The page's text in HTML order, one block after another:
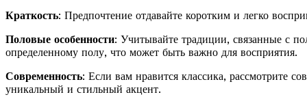
Краткость: Предпочтение отдавайте коротким и легко
Половые особенности: Учитывайте традиции, связанные с
определенному полу, что может быть важно для восприятия.
Современность: Если вам нравится классика, рассмотрите
уникальный и стильный акцент.